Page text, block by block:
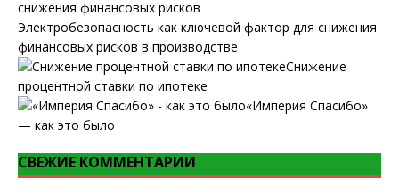
Электробезопасность как ключевой фактор для снижения
финансовых рисков в производстве
Снижение
процентной ставки по ипотеке
«Империя Спасибо»
— как это было
СВЕЖИЕ КОММЕНТАРИИ